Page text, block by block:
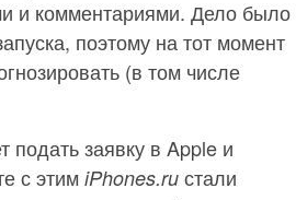
и комментариями. Дело было
поэтому на тот момент
(в том числе
заявку в Apple и
с этим iPhones.ru стали